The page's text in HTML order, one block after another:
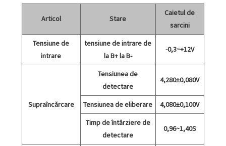
Articol Stare
Caietul de
sarcini
Tensiune de
intrare
tensiune de intrare de
la B+ la B-
-0,3~+12V
Supraîncărcare
Tensiunea de
detectare
4,280±0,080V
Tensiunea de eliberare
4,080±0,100V
Timp de întârziere de
detectare
0,96~1,40S